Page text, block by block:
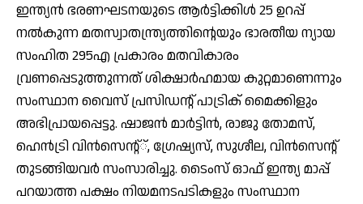
ഇന്ത്യന്‍ ഭരണഘടനയുടെ ആര്‍ട്ടിക്കിള്‍ 25 ഉറപ്പ്
നല്‍കുന്ന മതസ്വാതന്ത്ര്യത്തിന്റെയും ഭാരതീയ ന്യായ
സംഹിത 295എ പ്രകാരം മതവികാരം
വ്രണപ്പെടുത്തുന്നത് ശിക്ഷാര്‍ഹമായ കുറ്റമാണെന്നും
സംസ്ഥാന വൈസ് പ്രസിഡന്റ് പാട്രിക് മൈക്കിളും
അഭിപ്രായപ്പെട്ടു. ഷാജന്‍ മാര്‍ട്ടിന്‍, രാജു തോമസ്,
ഹെന്‍ട്രി വിന്‍സെന്റ്്, ഗ്രേഷ്യസ്, സുശീല, വിന്‍സെന്റ്
തുടങ്ങിയവര്‍ സംസാരിച്ചു. ടൈംസ് ഓഫ് ഇന്ത്യ മാപ്പ്
പറയാത്ത പക്ഷം നിയമനടപടികളും സംസ്ഥാന